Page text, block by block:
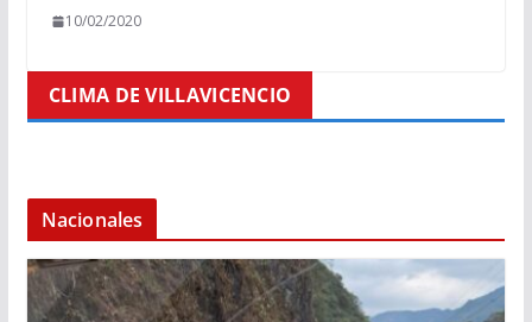
10/02/2020
CLIMA DE VILLAVICENCIO
Nacionales